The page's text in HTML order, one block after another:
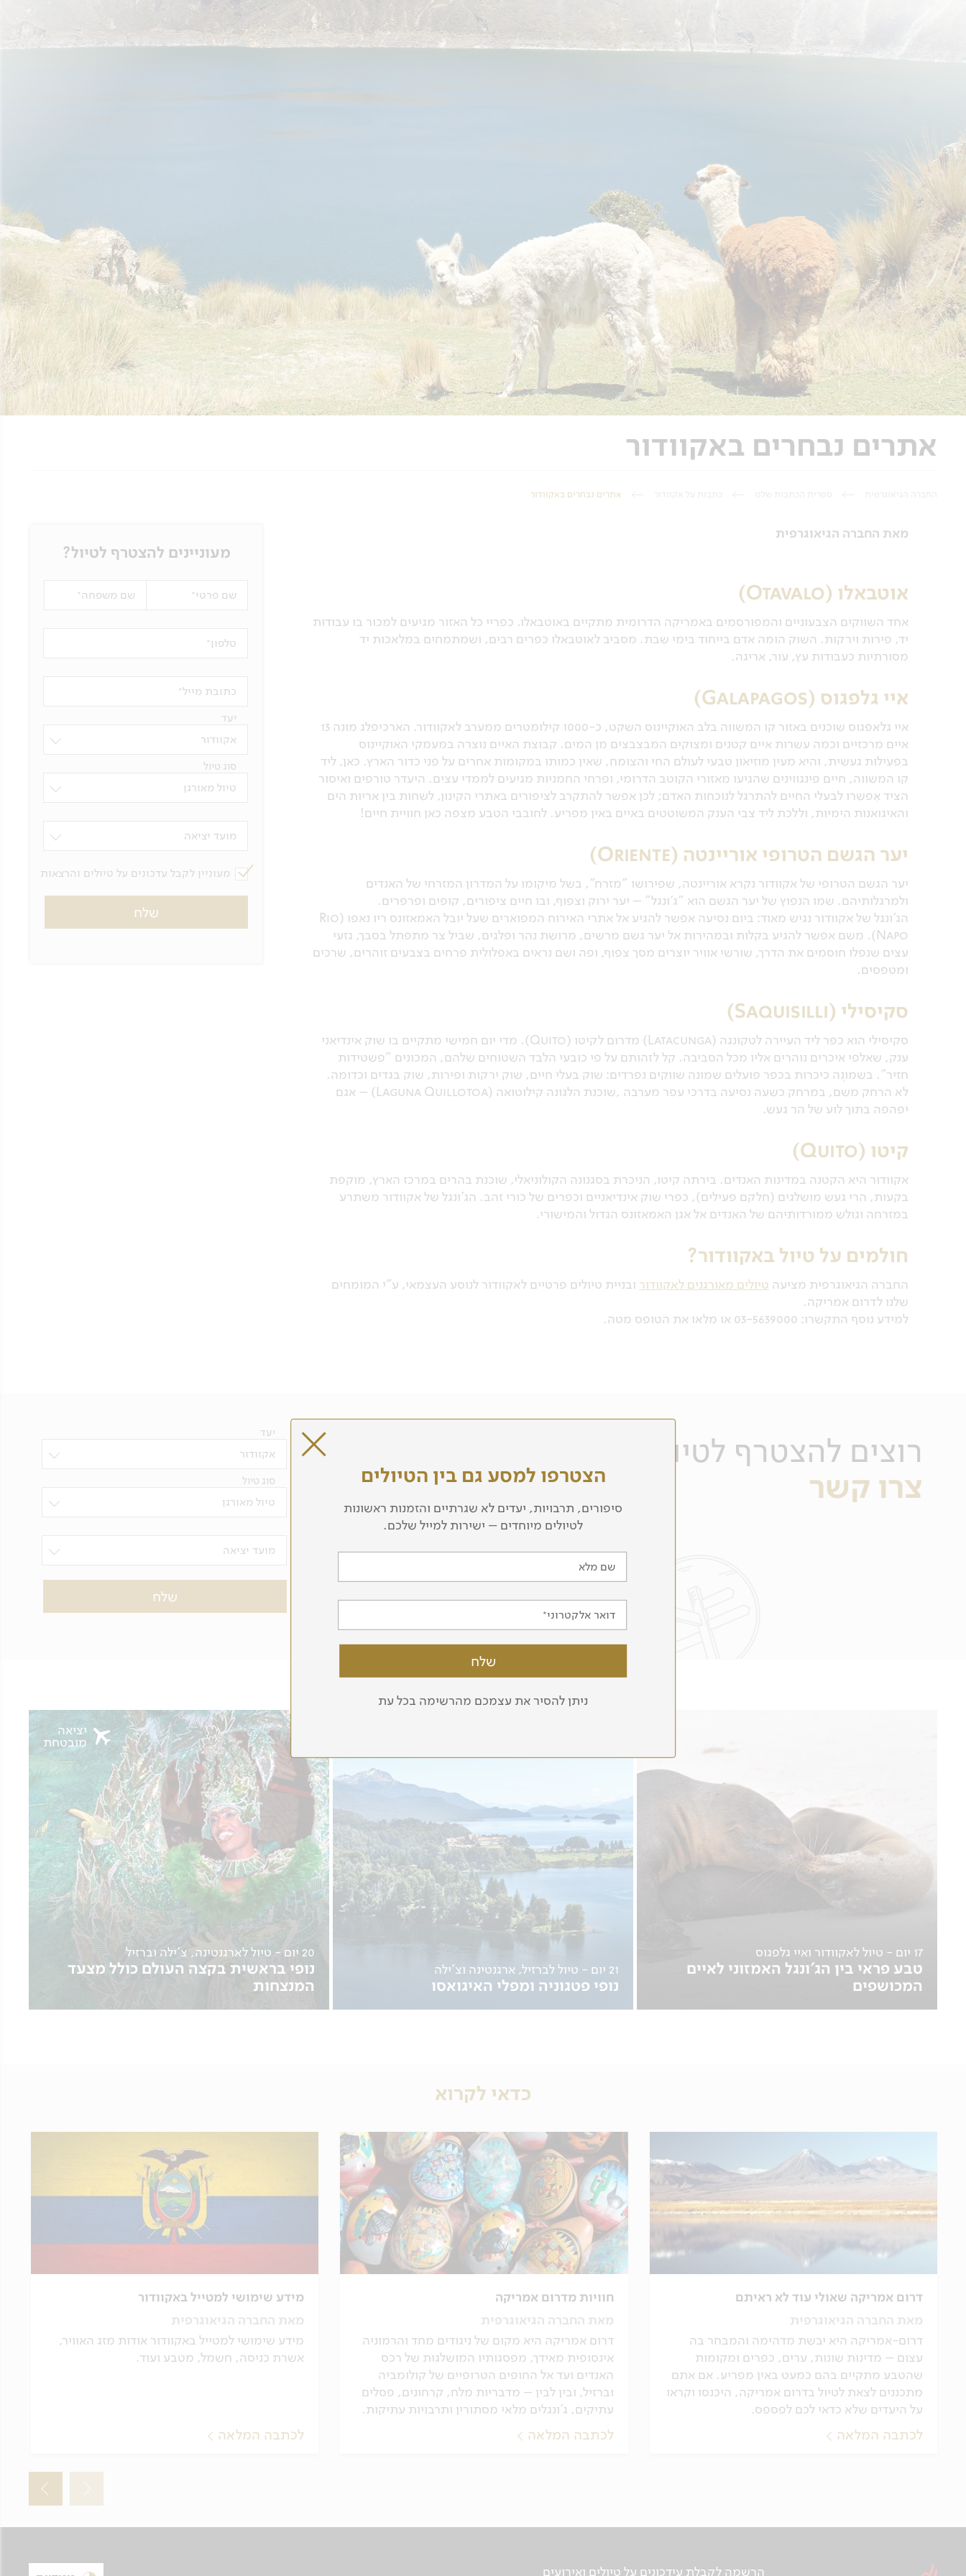
אתרים נבחרים באקוודור
אתרים נבחרים באקוודור
מאת החברה הגיאוגרפית
אוטבאלו (Otavalo)
אחד השווקים הצבעוניים והמפורסמים באמריקה הדרומית מתקיים באוטבאלו. כפריי כל האזור מגיעים למכור בו עבודות
יד, פירות וירקות. השוק הומה אדם בייחוד בימי שבת. מסביב לאוטבאלו כפרים רבים, ושמתמחים במלאכות יד
מסורתיות כעבודות עץ, עור, אריגה.
איי גלפגוס (Galapagos)
איי גלאפגוס שוכנים באזור קו המשווה בלב האוקיינוס השקט, כ-1000 קילומטרים ממערב לאקוודור. הארכיפלג מונה 13
איים מרכזיים וכמה עשרות איים קטנים ומצוקים המבצבצים מן המים. קבוצת האיים נוצרה במעמקי האוקיינוס
בפעילות געשית, והיא מעין מוזיאון טבעי לעולם החי והצומח, שאין כמותו במקומות אחרים על פני כדור הארץ. כאן, ליד
קו המשווה, חיים פינגווינים שהגיעו מאזורי הקוטב הדרומי, ופרחי החמניות מגיעים לממדי עצים. היעדר טורפים ואיסור
הציד אִפשרו לבעלי החיים להתרגל לנוכחות האדם; לכן אפשר להתקרב לציפורים באתרי הקינון, לשחות בין אריות הים
והאיגואנות הימיות, וללכת ליד צבי הענק המשוטטים באיים באין מפריע. לחובבי הטבע מצפה כאן חוויית חיים!
יער הגשם הטרופי אוריינטה (Oriente)
יער הגשם הטרופי של אקוודור נקרא אוריינטה, שפירושו "מזרח", בשל מיקומו על המדרון המזרחי של האנדים
ולמרגלותיהם. שמו הנפוץ של יער הגשם הוא "ג'ונגל" – יער ירוק וצפוף, ובו חיים ציפורים, קופים ופרפרים.
הג'ונגל של אקוודור נגיש מאוד: ביום נסיעה אפשר להגיע אל אתרי האירוח המפוארים שעל יובל האמאזונס ריו נאפו (Rio
Napo). משם אפשר להגיע בקלות ובמהירות אל יער גשם מרשים, מרושת נהר ופלגים, שביל צר מתפתל בסבך, גזעי
עצים שנפלו חוסמים את הדרך, שורשי אוויר יוצרים מסך צפוף, ופה ושם נראים באפלולית פרחים בצבעים זוהרים, שרכים
ומטפסים.
סקיסילי (Saquisilli)
סקיסילי הוא כפר ליד העיירה לטקונגה (Latacunga) מדרום לקיטו (Quito). מדי יום חמישי מתקיים בו שוק אינדיאני
ענק, שאלפי איכרים נוהרים אליו מכל הסביבה. קל לזהותם על פי כובעי הלבד השטוחים שלהם, המכונים "פשטידות
חזיר". בשמונֶה כיכרות בכפר פועלים שמונה שווקים נפרדים: שוק בעלי חיים, שוק ירקות ופירות, שוק בגדים וכדומה.
לא הרחק משם, במרחק כשעה נסיעה בדרכי עפר מערבה ,שוכנת הלגונה קילוטואה (Laguna Quillotoa) – אגם
יפהפה בתוך לוע של הר געש.
קיטו (Quito)
אקוודור היא הקטנה במדינות האנדים. בירתה קיטו, הניכרת בסגנונה הקולוניאלי, שוכנת בהרים במרכז הארץ, מוקפת
בקעות, הרי געש מושלגים (חלקם פעילים), כפרי שוק אינדיאניים וכפרים של כורי זהב. הג'ונגל של אקוודור משתרע
במזרחה וגולש ממורדותיהם של האנדים אל אגן האמאזונס הגדול והמישורי.
חולמים על טיול באקוודור?
החברה הגיאוגרפית מציעה טיולים מאורגנים לאקוודור ובניית טיולים פרטיים לאקוודור לנוסע העצמאי, ע"י המומחים
שלנו לדרום אמריקה.
למידע נוסף התקשרו: 03-5639000 או מלאו את הטופס מטה.
מעוניינים להצטרף לטיול?
שם פרטי שם משפחה
טלפון
כתובת מייל
יעד
אקוודור
סוג טיול
טיול מאורגן
מועד יציאה
מעוניין לקבל עדכונים על טיולים והרצאות
רוצים להצטרף לטיול?
צרו קשר
כתובת מייל
יעד
אקוודור
סוג טיול
טיול מאורגן
מועד יציאה
מעוניין לקבל עדכונים על טיולים והרצאות
17 יום - טיול לאקוודור ואיי גלפגוס
טבע פראי בין הג'ונגל האמזוני לאיים
המכושפים
21 יום - טיול לברזיל, ארגנטינה וצ'ילה
נופי פטגוניה ומפלי האיגואסו
20 יום - טיול לארגנטינה, צ'ילה וברזיל
נופי בראשית בקצה העולם כולל מצעד
המנצחות
יציאה
מובטחת
כדאי לקרוא
דרום אמריקה שאולי עוד לא ראיתם
מאת החברה הגיאוגרפית
דרום-אמריקה היא יבשת מדהימה והמבחר בה
עצום – מדינות שונות, ערים, כפרים ומקומות
שהטבע מתקיים בהם כמעט באין מפריע. אם אתם
מתכננים לצאת לטיול בדרום אמריקה, היכנסו וקראו
על היעדים שלא כדאי לכם לפספס.
לכתבה המלאה
חוויות מדרום אמריקה
מאת החברה הגיאוגרפית
דרום אמריקה היא מקום של ניגודים מחד והרמוניה
אינסופית מאידך, מפסגותיו המושלגות של רכס
האנדים ועד אל החופים הטרופיים של קולומביה
וברזיל, ובין לבין – מדבריות מלח, קרחונים, פסלים
עתיקים, ג'ונגלים מלאי מסתורין ותרבויות עתיקות.
לכתבה המלאה
מידע שימושי למטייל באקוודור
מאת החברה הגיאוגרפית
מידע שימושי למטייל באקוודור אודות מזג האוויר,
אשרת כניסה, חשמל, מטבע ועוד.
לכתבה המלאה
הרשמה לקבלת עידכונים על טיולים ואירועים
הצטרפו למסע גם בין הטיולים
סיפורים, תרבויות, יעדים לא שגרתיים והזמנות ראשונות
לטיולים מיוחדים – ישירות למייל שלכם.
שם מלא
דואר אלקטרוני
ניתן להסיר את עצמכם מהרשימה בכל עת